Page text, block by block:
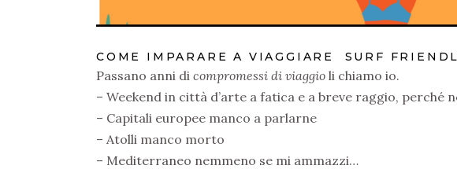
COME IMPARARE A VIAGGIARE SURF
Passano anni di compromessi di viaggio li chiamo io.
– Weekend in città d’arte a fatica e a breve raggio, perché
– Capitali europee manco a parlarne
– Atolli manco morto
– Mediterraneo nemmeno se mi ammazzi…